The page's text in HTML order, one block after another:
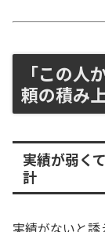
「この人
頼の積み
実績が弱く
計